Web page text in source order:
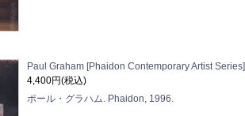
Paul Graham [Phaidon Contemporary Artist Series]
4,400円(税込)
ポール・グラハム. Phaidon, 1996.